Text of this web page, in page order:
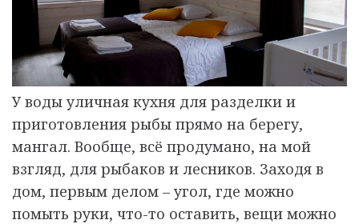
У воды уличная кухня для разделки и
приготовления рыбы прямо на берегу,
мангал. Вообще, всё продумано, на мой
взгляд, для рыбаков и лесников. Заходя в
дом, первым делом – угол, где можно
помыть руки, что-то оставить, вещи можно